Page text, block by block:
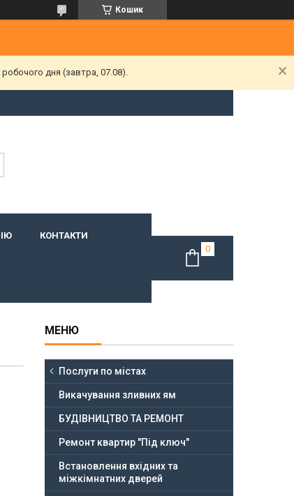
Кошик
дня (завтра, 07.08).
КОНТАКТИ
Послуги по містах
Викачування зливних ям
БУДІВНИЦТВО ТА РЕМОНТ
Ремонт квартир "Під ключ"
Встановлення вхідних та
міжкімнатних дверей